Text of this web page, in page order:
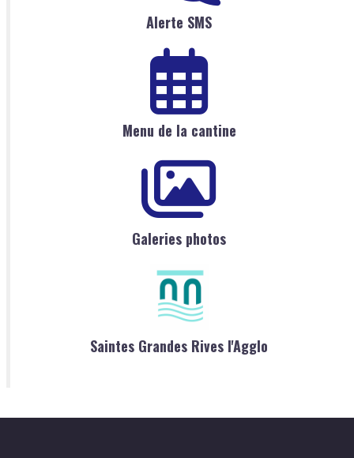
Alerte SMS
Menu de la cantine
Galeries photos
Saintes Grandes Rives l'Agglo